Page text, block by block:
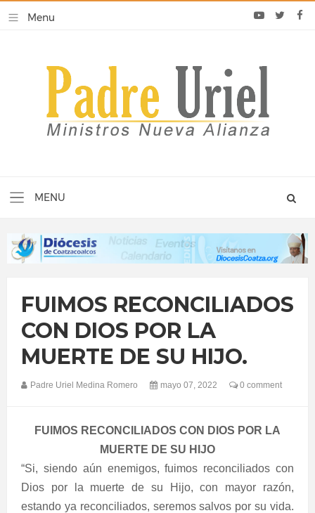
FUIMOS RECONCILIADOS
CON DIOS POR LA
MUERTE DE SU HIJO.
Padre Uriel Medina Romero mayo 07, 2022 0 comment
FUIMOS RECONCILIADOS CON DIOS POR LA
MUERTE DE SU HIJO
“Si, siendo aún enemigos, fuimos reconciliados con
Dios por la muerte de su Hijo, con mayor razón,
estando ya reconciliados, seremos salvos por su vida.